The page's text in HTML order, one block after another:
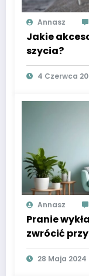
Annasz
Jakie
szycia?
4 Czerwca
Annasz
Pranie
zwrócić
28 Maja 2024